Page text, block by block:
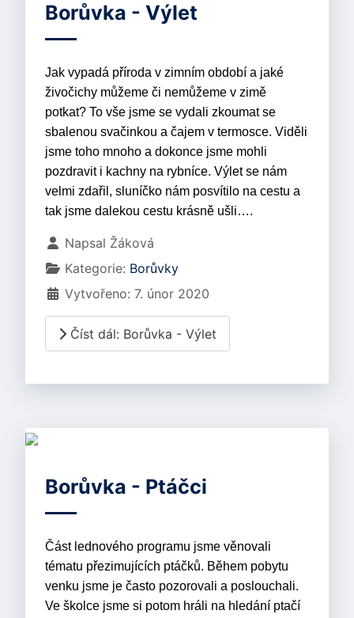
Borůvka - Výlet
Jak vypadá příroda v zimním období a jaké
živočichy můžeme či nemůžeme v zimě
potkat? To vše jsme se vydali zkoumat se
sbalenou svačinkou a čajem v termosce. Viděli
jsme toho mnoho a dokonce jsme mohli
pozdravit i kachny na rybníce. Výlet se nám
velmi zdařil, sluníčko nám posvítilo na cestu a
tak jsme dalekou cestu krásně ušli….
Základní údaje
Napsal Žáková
Kategorie: Borůvky
Vytvořeno: 7. únor 2020
Číst dál: Borůvka - Výlet
Borůvka - Ptáčci
Část lednového programu jsme věnovali
tématu přezimujících ptáčků. Během pobytu
venku jsme je často pozorovali a poslouchali.
Ve školce jsme si potom hráli na hledání ptačí